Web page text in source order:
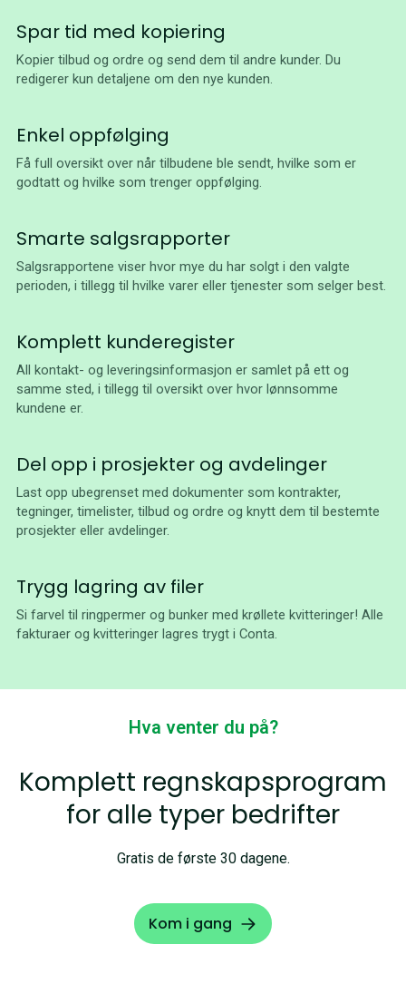
Spar tid med kopiering
Kopier tilbud og ordre og send dem til andre kunder. Du
redigerer kun detaljene om den nye kunden.
Enkel oppfølging
Få full oversikt over når tilbudene ble sendt, hvilke som er
godtatt og hvilke som trenger oppfølging.
Smarte salgsrapporter
Salgsrapportene viser hvor mye du har solgt i den valgte
perioden, i tillegg til hvilke varer eller tjenester som selger best.
Komplett kunderegister
All kontakt- og leveringsinformasjon er samlet på ett og
samme sted, i tillegg til oversikt over hvor lønnsomme
kundene er.
Del opp i prosjekter og avdelinger
Last opp ubegrenset med dokumenter som kontrakter,
tegninger, timelister, tilbud og ordre og knytt dem til bestemte
prosjekter eller avdelinger.
Trygg lagring av filer
Si farvel til ringpermer og bunker med krøllete kvitteringer! Alle
fakturaer og kvitteringer lagres trygt i Conta.
Hva venter du på?
Komplett regnskapsprogram
for alle typer bedrifter
Gratis de første 30 dagene.
Kom i gang